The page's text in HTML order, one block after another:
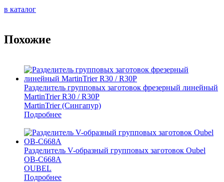
в каталог
Похожие
Разделитель групповых заготовок фрезерный линейный
MartinTrier R30 / R30P
MartinTrier (Сингапур)
Подробнее
Разделитель V-образный групповых заготовок Oubel
OB-C668A
OUBEL
Подробнее